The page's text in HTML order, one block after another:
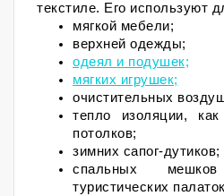
текстиле. Его используют
мягкой мебели;
верхней одежды;
одеял и подушек;
мягких игрушек;
очистительных
тепло изоляции,
потолков;
зимних сапог-дутиков;
спальных
туристических